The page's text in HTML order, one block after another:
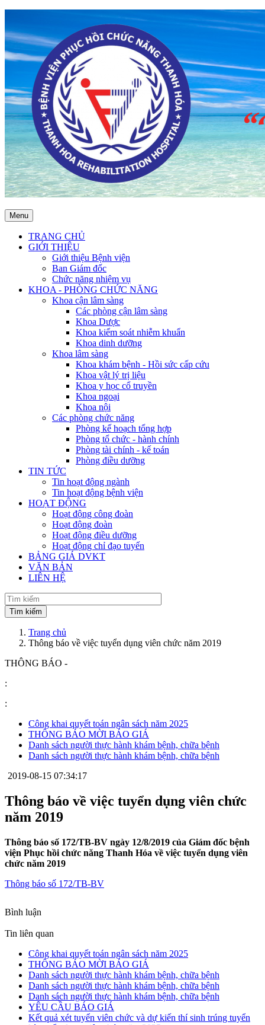
Menu
TRANG CHỦ
GIỚI THIỆU
Giới thiệu Bệnh viện
Ban Giám đốc
Chức năng nhiệm vụ
KHOA - PHÒNG CHỨC NĂNG
Khoa cận lâm sàng
Các phòng cận lâm sàng
Khoa Dược
Khoa kiểm soát nhiễm khuẩn
Khoa dinh dưỡng
Khoa lâm sàng
Khoa khám bệnh - Hồi sức cấp cứu
Khoa vật lý trị liệu
Khoa y học cổ truyền
Khoa ngoại
Khoa nội
Các phòng chức năng
Phòng kế hoạch tổng hợp
Phòng tổ chức - hành chính
Phòng tài chính - kế toán
Phòng điều dưỡng
TIN TỨC
Tin hoạt động ngành
Tin hoạt động bệnh viện
HOẠT ĐỘNG
Hoạt động công đoàn
Hoạt động đoàn
Hoạt động điều dưỡng
Hoạt động chỉ đạo tuyến
BẢNG GIÁ DVKT
VĂN BẢN
LIÊN HỆ
Trang chủ
Thông báo về việc tuyển dụng viên chức năm 2019
THÔNG BÁO -
:
:
Công khai quyết toán ngân sách năm 2025
THÔNG BÁO MỜI BÁO GIÁ
Danh sách người thực hành khám bệnh, chữa bệnh
Danh sách người thực hành khám bệnh, chữa bệnh
2019-08-15 07:34:17
Thông báo về việc tuyển dụng viên chức
năm 2019
Thông báo số 172/TB-BV ngày 12/8/2019 của Giám đốc bệnh
viện Phục hồi chức năng Thanh Hóa về việc tuyển dụng viên
chức năm 2019
Thông báo số 172/TB-BV
Bình luận
Tin liên quan
Công khai quyết toán ngân sách năm 2025
THÔNG BÁO MỜI BÁO GIÁ
Danh sách người thực hành khám bệnh, chữa bệnh
Danh sách người thực hành khám bệnh, chữa bệnh
Danh sách người thực hành khám bệnh, chữa bệnh
YÊU CẦU BÁO GIÁ
Kết quả xét tuyển viên chức và dự kiến thí sinh trúng tuyển